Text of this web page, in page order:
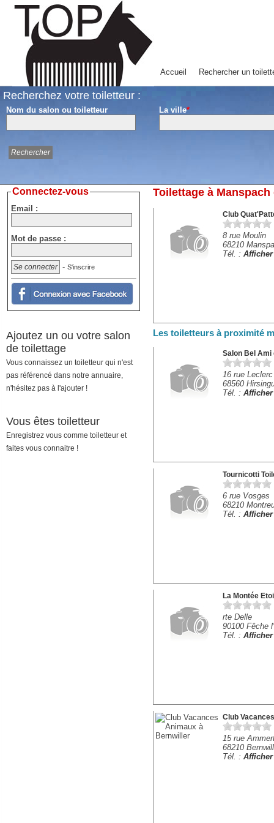
Accueil Rechercher un
Recherchez votre toiletteur :
Nom du salon ou toiletteur La ville*
Toilettage à
Club
8 rue Moulin
68210
Tél. :
Les toiletteurs à proximité
Salon Bel Ami
16 rue Leclerc
68560
Tél. :
Tournicotti
6 rue Vosges
68210
Tél. :
La Montée
rte Delle
90100 Fêche
Tél. :
Club
15 rue
68210
Tél. :
Connectez-vous
Email :
Mot de passe :
- S'inscrire
Ajoutez un ou votre salon
de toilettage
Vous connaissez un toiletteur qui n'est
pas référencé dans notre annuaire,
n'hésitez pas à l'ajouter !
Vous êtes toiletteur
Enregistrez vous comme toiletteur et
faites vous connaitre !